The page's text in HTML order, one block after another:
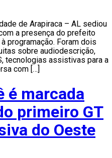
de Arapiraca – AL sediou
a presença do prefeito
programação. Foram dois
sobre audiodescrição,
tecnologias assistivas para a
com […]
é marcada
primeiro GT
do Oeste